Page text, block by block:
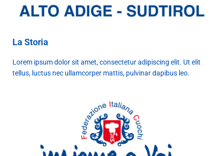
La Storia
Lorem ipsum dolor sit amet, consectetur adipiscing elit. Ut elit
tellus, luctus nec ullamcorper mattis, pulvinar dapibus leo.